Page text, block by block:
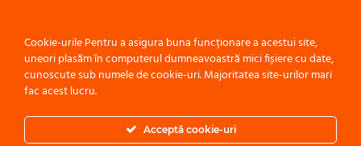
Politică de confidențialitate
Cookie-urile Pentru a asigura buna funcționare a acestui site,
uneori plasăm în computerul dumneavoastră mici fișiere cu date,
cunoscute sub numele de cookie-uri. Majoritatea site-urilor mari
fac acest lucru.
Acceptă cookie-uri